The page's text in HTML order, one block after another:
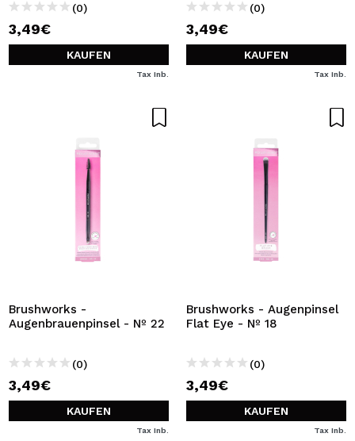
(0)
3,49€
KAUFEN
Tax Inb.
(0)
3,49€
KAUFEN
Tax Inb.
Brushworks -
Augenbrauenpinsel - Nº 22
(0)
3,49€
KAUFEN
Tax Inb.
Brushworks - Augenpinsel
Flat Eye - Nº 18
(0)
3,49€
KAUFEN
Tax Inb.